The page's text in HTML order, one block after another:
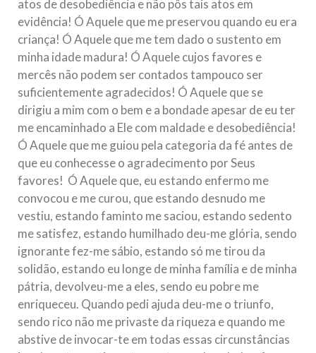
atos de desobediência e não pôs tais atos em
evidência! Ó Aquele que me preservou quando eu era
criança! Ó Aquele que me tem dado o sustento em
minha idade madura! Ó Aquele cujos favores e
mercês não podem ser contados tampouco ser
suficientemente agradecidos! Ó Aquele que se
dirigiu a mim com o bem e a bondade apesar de eu ter
me encaminhado a Ele com maldade e desobediência!
Ó Aquele que me guiou pela categoria da fé antes de
que eu conhecesse o agradecimento por Seus
favores! Ó Aquele que, eu estando enfermo me
convocou e me curou, que estando desnudo me
vestiu, estando faminto me saciou, estando sedento
me satisfez, estando humilhado deu-me glória, sendo
ignorante fez-me sábio, estando só me tirou da
solidão, estando eu longe de minha família e de minha
pátria, devolveu-me a eles, sendo eu pobre me
enriqueceu. Quando pedi ajuda deu-me o triunfo,
sendo rico não me privaste da riqueza e quando me
abstive de invocar-te em todas essas circunstâncias